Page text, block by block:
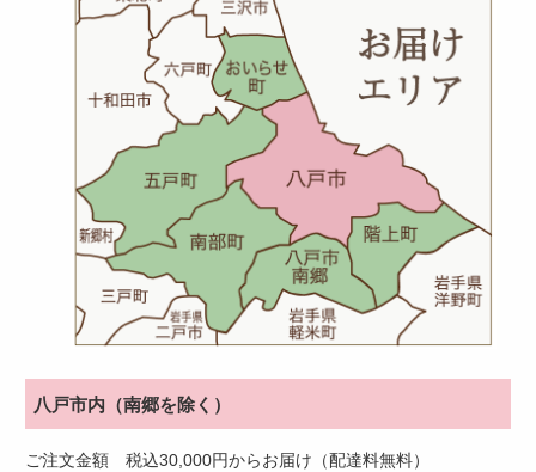
八戸市内（南郷を除く）
ご注文金額 税込30,000円からお届け（配達料無料）